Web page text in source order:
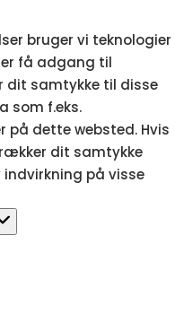
bruger vi teknologier
få adgang til
dit samtykke til disse
som f.eks.
på dette websted. Hvis
dit samtykke
på visse